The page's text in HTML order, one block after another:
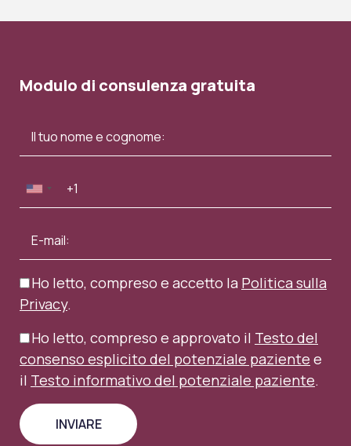
Modulo di consulenza gratuita
Ho letto, compreso e accetto la Politica sulla
Privacy.
Ho letto, compreso e approvato il Testo del
consenso esplicito del potenziale paziente e
il Testo informativo del potenziale paziente.